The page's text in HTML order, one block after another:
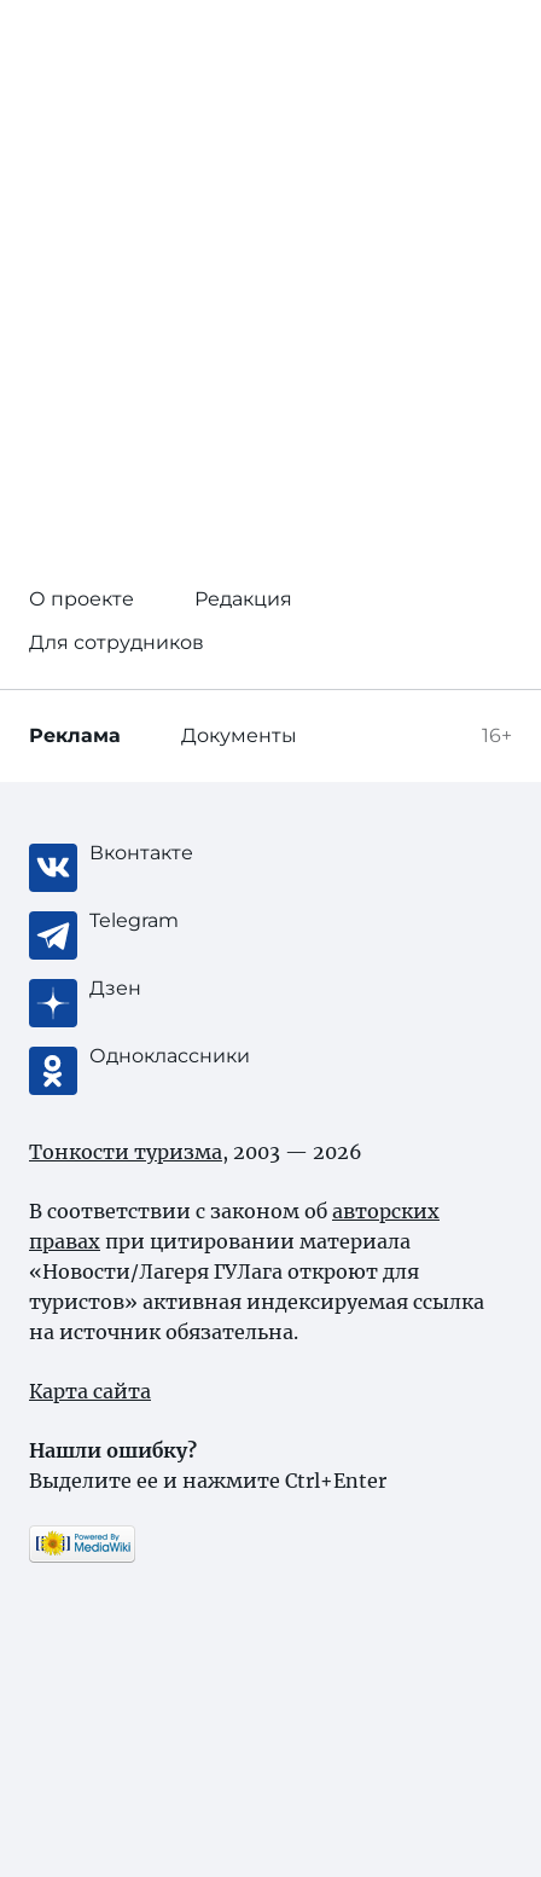
О проекте
Редакция
Для сотрудников
16+
Реклама Документы
Вконтакте
Telegram
Дзен
Одноклассники
Тонкости туризма, 2003 — 2026
В соответствии с законом об авторских
правах при цитировании материала
«Новости/Лагеря ГУЛага откроют для
туристов» активная индексируемая ссылка
на источник обязательна.
Карта сайта
Нашли ошибку?
Выделите ее и нажмите Ctrl+Enter